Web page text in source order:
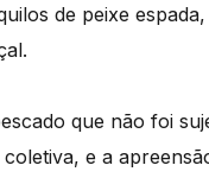
de peixe
que não foi
e a